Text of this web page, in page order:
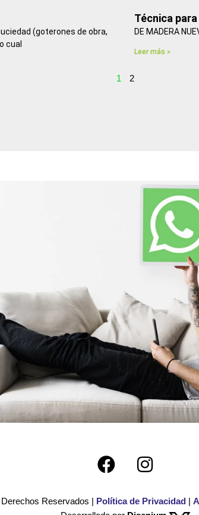
(goterones de obra,
cual
Técnica
DE MADERA
Leer más »
1 2
F
a
e
I
n
t
Reservados | Política de Privacidad |